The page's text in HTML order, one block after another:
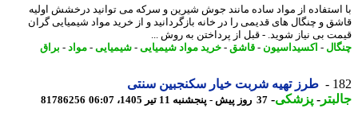
از مواد ساده مانند جوش شیرین و سرکه می توانید درخشش اولیه
و چنگال های قدیمی را در خانه بازگردانید و از خرید مواد شیمیایی گران
بی نیاز شوید. - قبل از پرداختن به روش ...
-اکسیداسیون-قاشق-خرید مواد شیمیایی-شیمیایی-مواد -براق
طرز تهیه شربت خیار سکنجبین سنتی
-پزشکی-37 روز پیش - پنجشنبه 11 تیر 1405، 06:07 81786256